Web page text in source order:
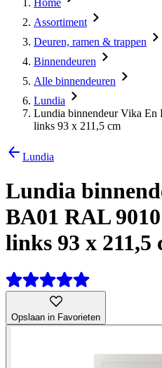
Home
Assortiment
Deuren, ramen & trappen
Binnendeuren
Alle binnendeuren
Lundia
Lundia binnendeur Vika
links 93 x 211,5 cm
Lundia
Lundia
BA01 RAL
links 93 x 211,5
Opslaan in Favorieten